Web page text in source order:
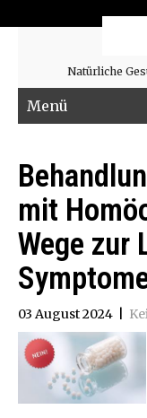
Natürliche
Menü
mit
Wege zur
03 August 2024